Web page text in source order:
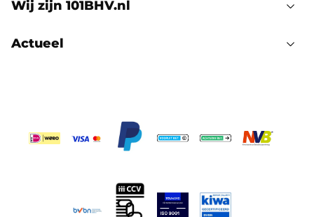
Wij zijn 101BHV.nl
Actueel